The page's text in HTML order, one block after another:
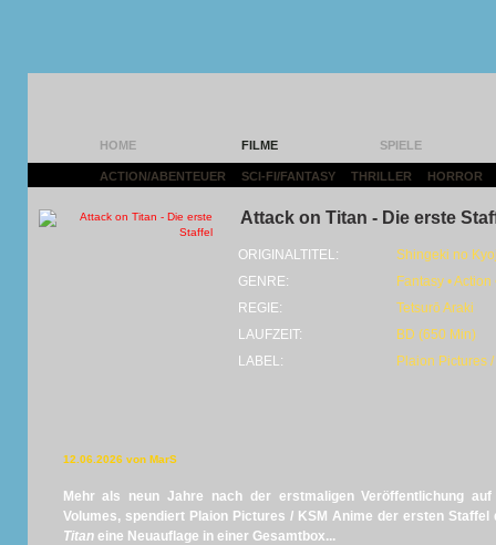
HOME FILME SPIELE
ACTION/ABENTEUER SCI-FI/FANTASY THRILLER HORROR
Attack on Titan - Die erste
ORIGINALTITEL:
Shingeki no
GENRE:
Fantasy •
REGIE:
Tetsurō Araki
LAUFZEIT:
BD (650 Min)
LABEL:
Plaion Pictures
12.06.2026 von MarS
Mehr als neun Jahre nach der erstmaligen Veröffentlichung
Volumes, spendiert Plaion Pictures / KSM Anime der ersten
Titaneine Neuauflage in einer Gesamtbox...